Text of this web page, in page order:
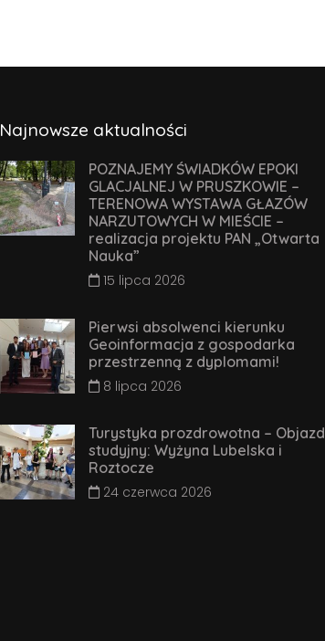
Najnowsze aktualności
POZNAJEMY ŚWIADKÓW EPOKI
GLACJALNEJ W PRUSZKOWIE –
TERENOWA WYSTAWA GŁAZÓW
NARZUTOWYCH W MIEŚCIE –
realizacja projektu PAN „Otwarta
Nauka”
15 lipca 2026
Pierwsi absolwenci kierunku
Geoinformacja z gospodarka
przestrzenną z dyplomami!
8 lipca 2026
Turystyka prozdrowotna – Objazd
studyjny: Wyżyna Lubelska i
Roztocze
24 czerwca 2026